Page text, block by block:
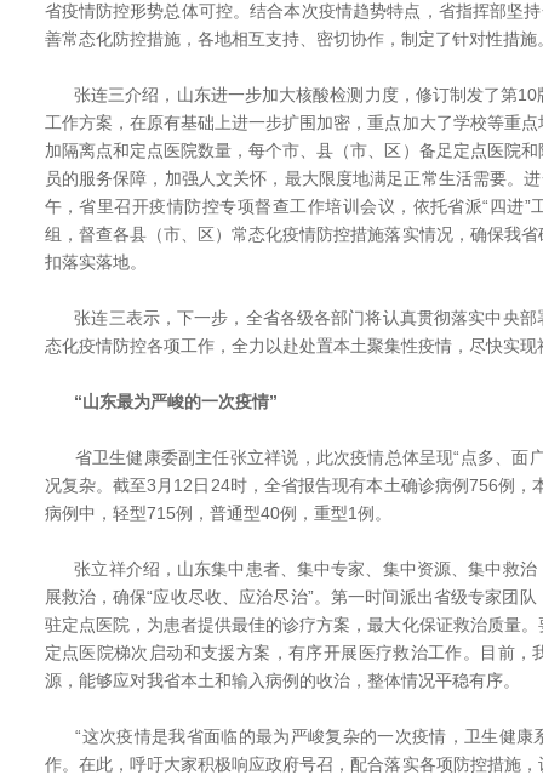
省疫情防控形势总体可控。结合本次疫情趋势特点，省指挥部坚
善常态化防控措施，各地相互支持、密切协作，制定了针对性措施
张连三介绍，山东进一步加大核酸检测力度，修订制发了第10
工作方案，在原有基础上进一步扩围加密，重点加大了学校等重
加隔离点和定点医院数量，每个市、县（市、区）备足定点医院
员的服务保障，加强人文关怀，最大限度地满足正常生活需要。
午，省里召开疫情防控专项督查工作培训会议，依托省派“四进”
组，督查各县（市、区）常态化疫情防控措施落实情况，确保我
扣落实落地。
张连三表示，下一步，全省各级各部门将认真贯彻落实中央部
态化疫情防控各项工作，全力以赴处置本土聚集性疫情，尽快实现
“山东最为严峻的一次疫情”
省卫生健康委副主任张立祥说，此次疫情总体呈现“点多、面
况复杂。截至3月12日24时，全省报告现有本土确诊病例756例，
病例中，轻型715例，普通型40例，重型1例。
张立祥介绍，山东集中患者、集中专家、集中资源、集中救治
展救治，确保“应收尽收、应治尽治”。第一时间派出省级专家团
驻定点医院，为患者提供最佳的诊疗方案，最大化保证救治质量
定点医院梯次启动和支援方案，有序开展医疗救治工作。目前，
源，能够应对我省本土和输入病例的收治，整体情况平稳有序。
“这次疫情是我省面临的最为严峻复杂的一次疫情，卫生健康
作。在此，呼吁大家积极响应政府号召，配合落实各项防控措施